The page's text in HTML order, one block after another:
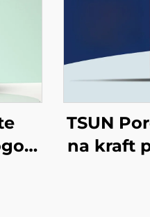
TSUN
na kraft